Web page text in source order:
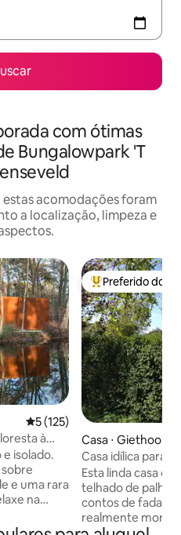
com ótimas
Bungalowpark 'T
acomodações foram
a localização, limpeza e
hóspedes
5 de uma avaliação média de
5 (125)
à
isolado.
sobre
e uma rara
na
uma área
Entre os
Preferido dos
Casa ⋅ Giethoorn
Casa idílica para
Esta linda casa
telhado de palha
contos de fadas!
realmente